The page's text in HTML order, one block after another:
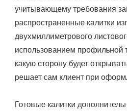
учитывающему требования
распространенные калитки
двухмиллиметрового
использованием профильной
какую сторону будет
решает сам клиент при
Готовые калитки